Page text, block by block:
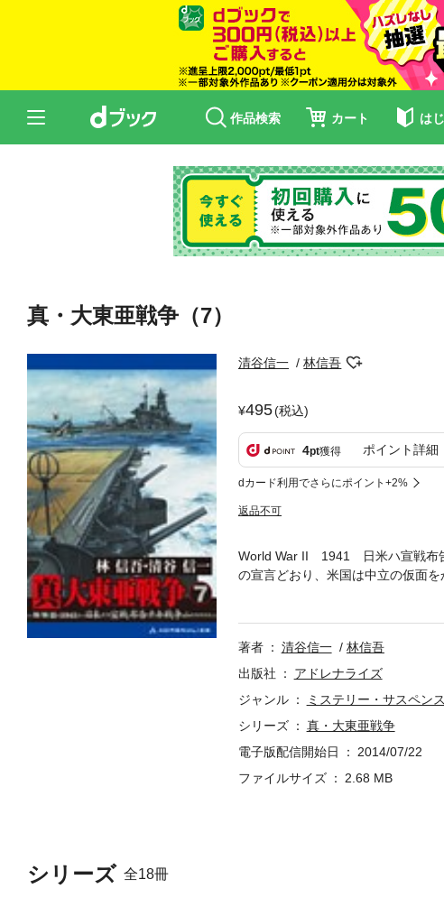
作品検索 カート は
真・大東亜戦争（7）
清谷信一 林信吾
495(税込)
4pt獲得 ポイント詳細
dカード利用でさらにポイント+2%
返品不可
シリーズ 全18冊
World War II 1941 日米ハ宣戦布
の宣言どおり、米国は中立の仮面
提供した資材・資金の貸し倒れを
致し、公に口にしたい一言があっ
命の一二月七日。夜は静かに明け
著者 清谷信一
林信吾
出版社
アドレナライズ
ジャンル
ミステリー・サスペンス
シリーズ
真・大東亜戦争
電子版配信開始日
2014/07/22
ファイルサイズ
2.68 MB